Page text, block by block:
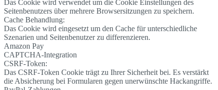
Das Cookie wird verwendet um die Cookie Einstellungen des
Seitenbenutzers über mehrere Browsersitzungen zu speichern.
Cache Behandlung:
Das Cookie wird eingesetzt um den Cache für unterschiedliche
Szenarien und Seitenbenutzer zu differenzieren.
Amazon Pay
CAPTCHA-Integration
CSRF-Token:
Das CSRF-Token Cookie trägt zu Ihrer Sicherheit bei. Es verstärkt
die Absicherung bei Formularen gegen unerwünschte Hackangriffe.